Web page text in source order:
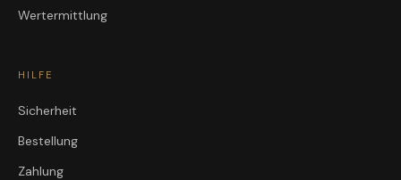
Wertermittlung
HILFE
Sicherheit
Bestellung
Zahlung